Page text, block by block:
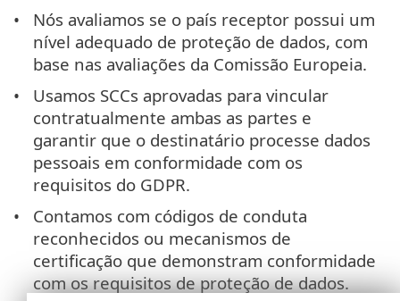
Nós avaliamos se o país receptor possui um
nível adequado de proteção de dados, com
base nas avaliações da Comissão Europeia.
Usamos SCCs aprovadas para vincular
contratualmente ambas as partes e
garantir que o destinatário processe dados
pessoais em conformidade com os
requisitos do GDPR.
Contamos com códigos de conduta
reconhecidos ou mecanismos de
certificação que demonstram conformidade
com os requisitos de proteção de dados.